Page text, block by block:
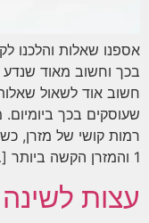
אספנו שאלות והלכנו
בכך וחשוב מאוד שנדע
חשוב אוד לשאול
רמות קושי של מזרן,
1 והמזרן הקשה ביותר […]
עצות